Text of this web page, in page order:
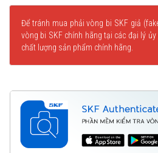
Để tránh mua phải vòng bi SKF giả
vòng bi SKF chính hãng tại các đại lý
chất lượng sản phẩm chính hãng.